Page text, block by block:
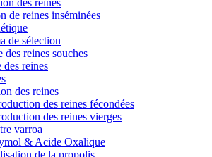
des reines
de reines inséminées
de sélection
des reines souches
des reines
des reines
des reines fécondées
des reines vierges
varroa
& Acide Oxalique
de la propolis